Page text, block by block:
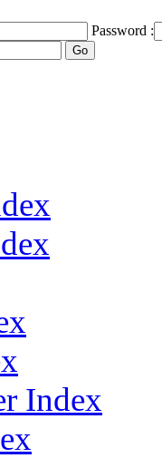
Password :
Index